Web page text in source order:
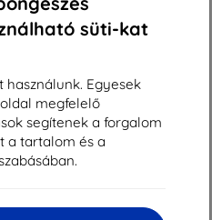
süti-kat
Egyesek
megfelelő
segítenek a forgalom
a tartalom és a